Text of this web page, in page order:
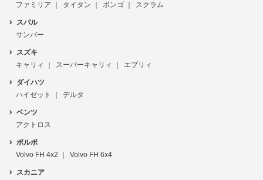
ファミリア
タイタン ボンゴ スクラム
スバル
サンバー
スズキ
キャリィ
スーパーキャリィ エブリィ
ダイハツ
ハイゼット
デルタ
ベンツ
アクトロス
ボルボ
Volvo FH 4x2
Volvo FH 6x4
スカニア